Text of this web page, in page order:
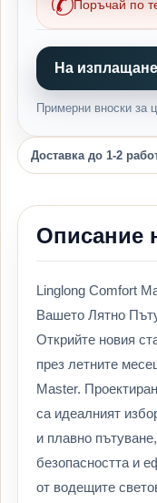
Поръчай по
На
Примерни вноски за
Доставка до 1-2
Описание
Linglong Comfort
Вашето Лятно
Открийте новия
през летните
Master.
са идеалният
и плавно
безопасността и
от водещите